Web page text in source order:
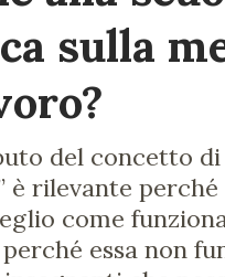
sulla
del concetto di
è rilevante
come
essa non